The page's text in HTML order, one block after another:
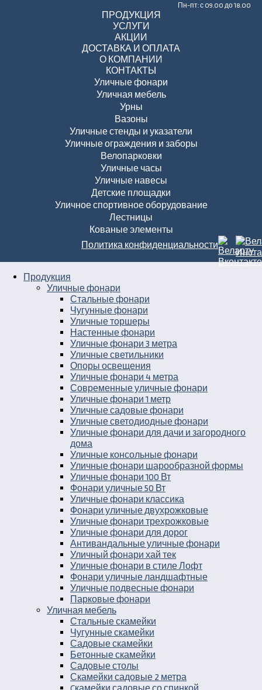
Пн-пт: с 09.00 до 18.00
ПРОДУКЦИЯ
УСЛУГИ
АКЦИИ
ДОСТАВКА И ОПЛАТА
О КОМПАНИИ
КОНТАКТЫ
Уличные фонари
Уличная мебель
Урны
Вазоны
Уличные стенды и указатели
Уличные ограждения и заборы
Велопарковки
Уличные часы
Уличные навесы
Детские площадки
Уличное спортивное оборудование
Лестницы
Кованые элементы
Политика конфиденциальности
Продукция
Уличные фонари
Стальные фонари
Чугунные фонари
Уличные торшеры
Настенные фонари
Уличные фонари 3 метра
Уличные светильники
Опоры освещения
Уличные фонари 4 метра
Современные уличные фонари
Уличные фонари 1 метр
Уличные садовые фонари
Уличные светодиодные фонари
Уличные фонари для дачи и загородного
дома
Уличные консольные фонари
Уличные фонари шарообразной формы
Уличные фонари 100 Вт
Фонари уличные 50 Вт
Уличные фонари классика
Фонари уличные двухрожковые
Уличные фонари трехрожковые
Уличные фонари для дорог
Антивандальные уличные фонари
Уличный фонари хай тек
Уличные фонари в стиле Лофт
Фонари уличные ландшафтные
Уличные подвесные фонари
Парковые фонари
Уличная мебель
Стальные скамейки
Чугунные скамейки
Садовые скамейки
Бетонные скамейки
Садовые столы
Скамейки садовые 2 метра